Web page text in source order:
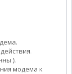
).
модема к